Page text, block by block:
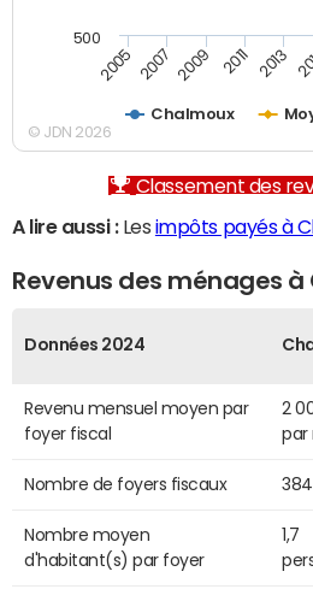
Chalmoux
2005 2007 2009 2011 2013
500
© JDN 2026
Classement des
A lire aussi :Les impôts payés à
Revenus des ménages
Données 2024
Revenu mensuel moyen par
foyer fiscal
2
par
Nombre de foyers fiscaux
Nombre moyen
d'habitant(s) par foyer
1,7